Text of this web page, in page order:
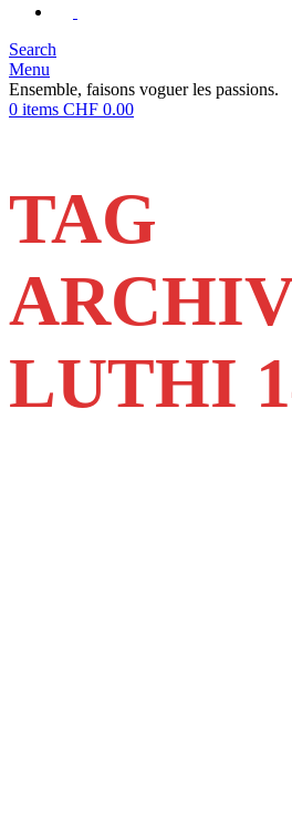
Search
Menu
Ensemble, faisons voguer les passions.
0 items CHF 0.00
TAG
LUTHI